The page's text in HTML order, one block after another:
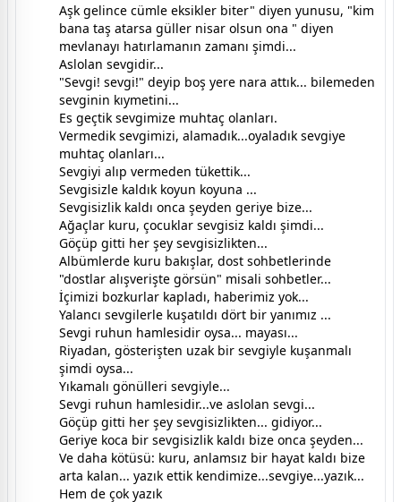
Aşk gelince cümle eksikler biter" diyen yunusu, "kim
bana taş atarsa güller nisar olsun ona " diyen
mevlanayı hatırlamanın zamanı şimdi...
Aslolan sevgidir...
"Sevgi! sevgi!" deyip boş yere nara attık... bilemeden
sevginin kıymetini...
Es geçtik sevgimize muhtaç olanları.
Vermedik sevgimizi, alamadık...oyaladık sevgiye
muhtaç olanları...
Sevgiyi alıp vermeden tükettik...
Sevgisizle kaldık koyun koyuna ...
Sevgisizlik kaldı onca şeyden geriye bize...
Ağaçlar kuru, çocuklar sevgisiz kaldı şimdi...
Göçüp gitti her şey sevgisizlikten...
Albümlerde kuru bakışlar, dost sohbetlerinde
"dostlar alışverişte görsün" misali sohbetler...
İçimizi bozkurlar kapladı, haberimiz yok...
Yalancı sevgilerle kuşatıldı dört bir yanımız ...
Sevgi ruhun hamlesidir oysa... mayası...
Riyadan, gösterişten uzak bir sevgiyle kuşanmalı
şimdi oysa...
Yıkamalı gönülleri sevgiyle...
Sevgi ruhun hamlesidir...ve aslolan sevgi...
Göçüp gitti her şey sevgisizlikten... gidiyor...
Geriye koca bir sevgisizlik kaldı bize onca şeyden...
Ve daha kötüsü: kuru, anlamsız bir hayat kaldı bize
arta kalan... yazık ettik kendimize...sevgiye...yazık...
Hem de çok yazık